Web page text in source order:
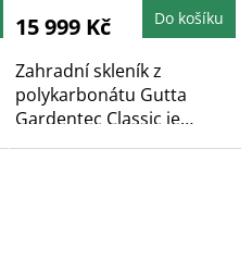
4,9
z
hvězdiček.
15 999 Kč Do košíku
Zahradní skleník z
polykarbonátu Gutta
Gardentec Classic je
obloukový zahradní